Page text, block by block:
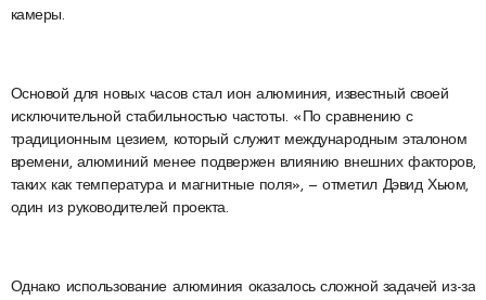
камеры.
Основой для новых часов стал ион алюминия, известный своей
исключительной стабильностью частоты. «По сравнению с
традиционным цезием, который служит международным эталоном
времени, алюминий менее подвержен влиянию внешних факторов,
таких как температура и магнитные поля», — отметил Дэвид Хьюм,
один из руководителей проекта.
Однако использование алюминия оказалось сложной задачей из-за